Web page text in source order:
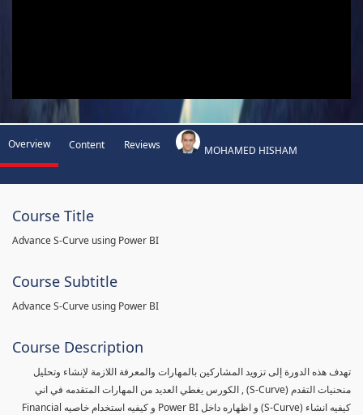
Overview Content Reviews MOHAMED HISHAM
Course Title
Advance S-Curve using Power BI
Course Subtitle
Advance S-Curve using Power BI
Course Description
تهدف هذه الدورة إلى تزويد المشاركين بالمهارات والمعرفة اللازمة لإنشاء وتحليل
منحنيات التقدم (S-Curve) , الكورس يغطي العديد من المهارات المتقدمه في اني
كيفيه انشاء (S-Curve) و اظهاره داخل Power BI و كيفيه استخدام خاصيه Financial